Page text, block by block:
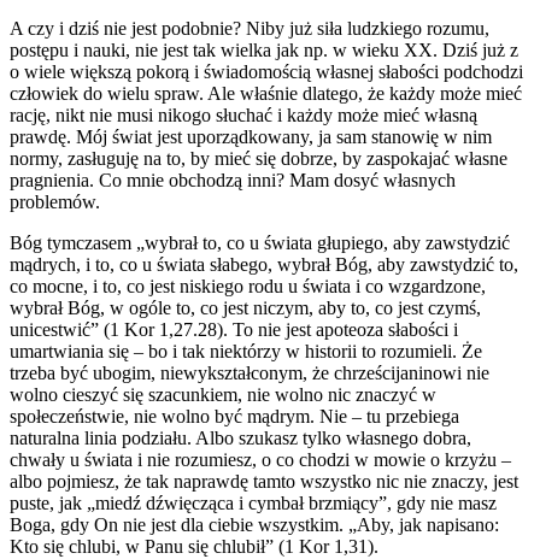
A czy i dziś nie jest podobnie? Niby już siła ludzkiego rozumu,
postępu i nauki, nie jest tak wielka jak np. w wieku XX. Dziś już z
o wiele większą pokorą i świadomością własnej słabości podchodzi
człowiek do wielu spraw. Ale właśnie dlatego, że każdy może mieć
rację, nikt nie musi nikogo słuchać i każdy może mieć własną
prawdę. Mój świat jest uporządkowany, ja sam stanowię w nim
normy, zasługuję na to, by mieć się dobrze, by zaspokajać własne
pragnienia. Co mnie obchodzą inni? Mam dosyć własnych
problemów.
Bóg tymczasem „wybrał to, co u świata głupiego, aby zawstydzić
mądrych, i to, co u świata słabego, wybrał Bóg, aby zawstydzić to,
co mocne, i to, co jest niskiego rodu u świata i co wzgardzone,
wybrał Bóg, w ogóle to, co jest niczym, aby to, co jest czymś,
unicestwić” (1 Kor 1,27.28). To nie jest apoteoza słabości i
umartwiania się – bo i tak niektórzy w historii to rozumieli. Że
trzeba być ubogim, niewykształconym, że chrześcijaninowi nie
wolno cieszyć się szacunkiem, nie wolno nic znaczyć w
społeczeństwie, nie wolno być mądrym. Nie – tu przebiega
naturalna linia podziału. Albo szukasz tylko własnego dobra,
chwały u świata i nie rozumiesz, o co chodzi w mowie o krzyżu –
albo pojmiesz, że tak naprawdę tamto wszystko nic nie znaczy, jest
puste, jak „miedź dźwięcząca i cymbał brzmiący”, gdy nie masz
Boga, gdy On nie jest dla ciebie wszystkim. „Aby, jak napisano:
Kto się chlubi, w Panu się chlubił” (1 Kor 1,31).